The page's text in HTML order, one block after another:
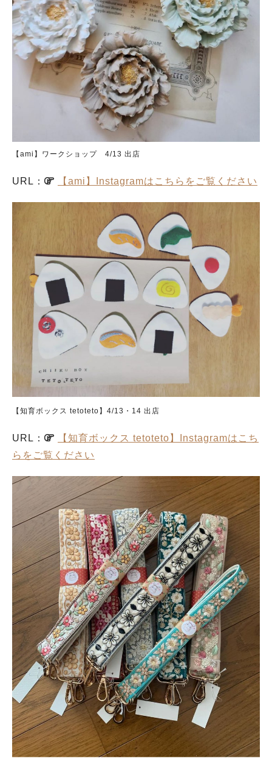
【ami】ワークショップ 4/13 出店
URL： 【ami】Instagramはこちらをご覧ください
【知育ボックス tetoteto】4/13・14 出店
URL：
【知育ボックス tetoteto】Instagramはこち
らをご覧ください